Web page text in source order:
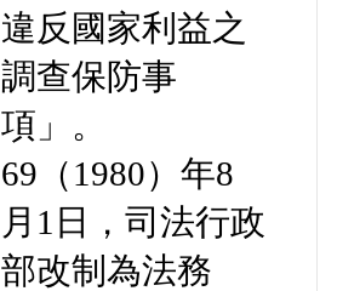
違反國家利益之
調查保防事
項」。
69（1980）年8
月1日，司法行政
部改制為法務